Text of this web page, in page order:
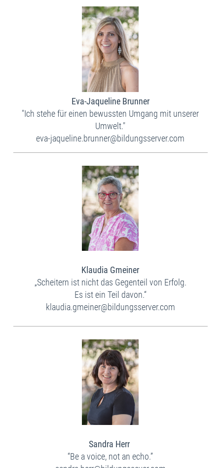
Eva-Jaqueline Brunner
"Ich stehe für einen bewussten Umgang mit unserer
Umwelt."
eva-jaqueline.brunner@bildungsserver.com
Klaudia Gmeiner
„Scheitern ist nicht das Gegenteil von Erfolg.
Es ist ein Teil davon.“​
klaudia.gmeiner@bildungsserver.com​
Sandra Herr
“Be a voice, not an echo.”​